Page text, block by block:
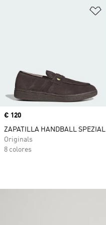
Precio
€ 120
ZAPATILLA HANDBALL SPEZIAL
Originals
8 colores